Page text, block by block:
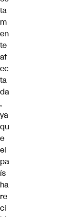
ta
m
en
te
af
ec
ta
da
,
ya
qu
e
el
pa
ís
ha
re
ci